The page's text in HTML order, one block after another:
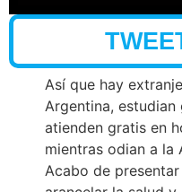
Así que hay
Argentina,
atienden gratis en
mientras odian a la
Acabo de